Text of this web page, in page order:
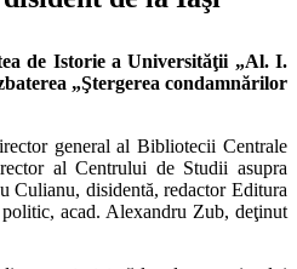
de Istorie a Universităţii „Al. I.
„Ştergerea condamnărilor
general al Bibliotecii Centrale
al Centrului de Studii asupra
Culianu, disidentă, redactor Editura
acad. Alexandru Zub, deţinut